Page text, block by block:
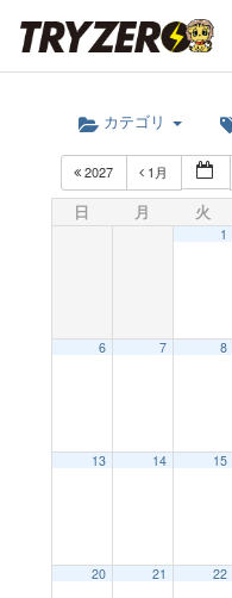
カテゴリ
2027 1月
日 月 火
1
6 7 8
13 14 15
20 21 22